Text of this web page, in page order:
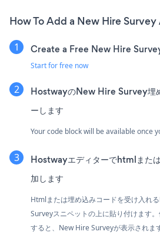
How To Add a New Hire
Create a Free New Hire
Start for free now
HostwayのNew Hire Survey埋
ーします
Your code block will be available once
Hostwayエディターでhtmlまた
加します
Htmlまたは埋め込みコードを受け入れ
Surveyスニペットの上に貼り付けます
すると、New Hire Surveyが表示されま